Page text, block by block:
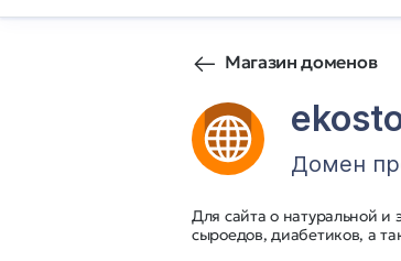
Магазин доменов
Домен
Для сайта о натуральной и
сыроедов, диабетиков, а